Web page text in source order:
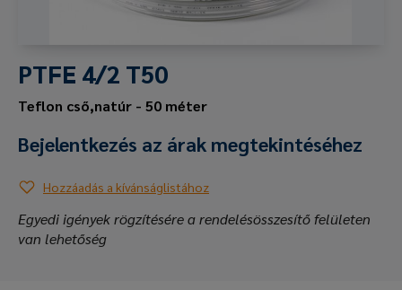
PTFE 4/2 T50
Teflon cső,natúr - 50 méter
Bejelentkezés az árak megtekintéséhez
Hozzáadás a kívánságlistához
Egyedi igények rögzítésére a rendelésösszesítő felületen
van lehetőség